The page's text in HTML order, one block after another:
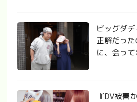
ビッグダデ
正解だっ
に、会って
『DV被害